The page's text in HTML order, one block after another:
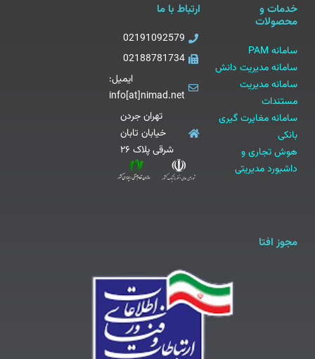
خدمات و
محصولات
سامانه PAM
سامانه مدیریت دانش
سامانه مدیریت
مستندات
سامانه مغایرت گیری
بانکی
هوش تجاری و
داشبورد مدیریتی
ارتباط با ما
02191092579
02188781734
ایمیل:
info[at]nimad.net
تهران جردن
خیابان تابان
شرقی پلاک ۲۶
مجوز افتا